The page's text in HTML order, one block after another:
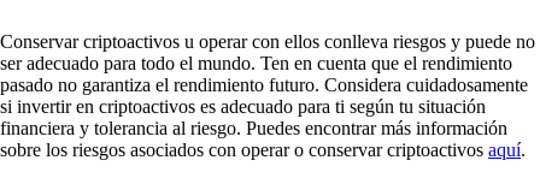
Conservar criptoactivos u operar con ellos conlleva riesgos y puede no
ser adecuado para todo el mundo. Ten en cuenta que el rendimiento
pasado no garantiza el rendimiento futuro. Considera cuidadosamente
si invertir en criptoactivos es adecuado para ti según tu situación
financiera y tolerancia al riesgo. Puedes encontrar más información
sobre los riesgos asociados con operar o conservar criptoactivos aquí.